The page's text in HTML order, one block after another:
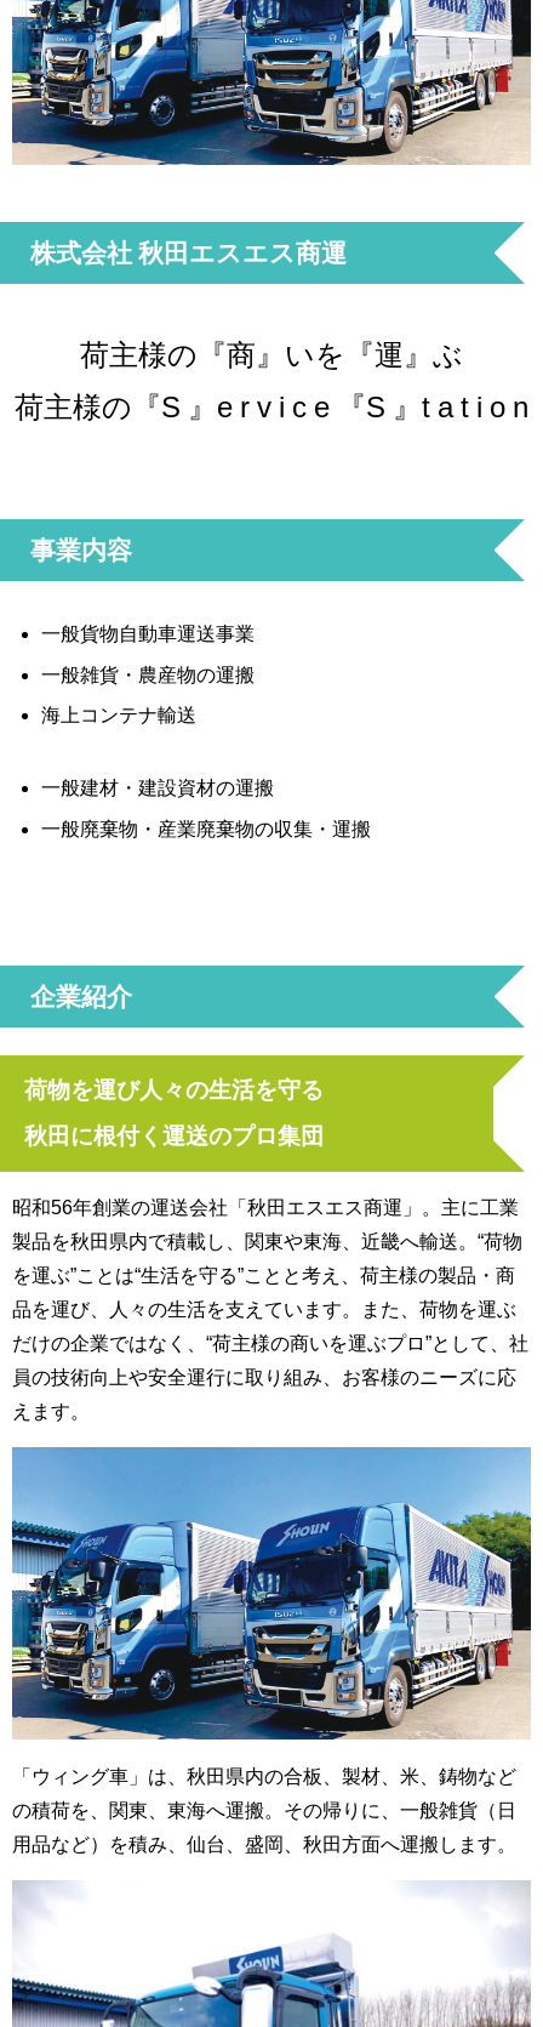
株式会社 秋田エスエス商運
荷主様の『商』いを『運』ぶ
荷主様の『S 』e r v i c e 『S 』t a t i o n
事業内容
一般貨物自動車運送事業
一般雑貨・農産物の運搬
海上コンテナ輸送
一般建材・建設資材の運搬
一般廃棄物・産業廃棄物の収集・運搬
企業紹介
荷物を運び人々の生活を守る
秋田に根付く運送のプロ集団
昭和56年創業の運送会社「秋田エスエス商運」。主に工業
製品を秋田県内で積載し、関東や東海、近畿へ輸送。“荷物
を運ぶ”ことは“生活を守る”ことと考え、荷主様の製品・商
品を運び、人々の生活を支えています。また、荷物を運ぶ
だけの企業ではなく、“荷主様の商いを運ぶプロ”として、社
員の技術向上や安全運行に取り組み、お客様のニーズに応
えます。
「ウィング車」は、秋田県内の合板、製材、米、鋳物など
の積荷を、関東、東海へ運搬。その帰りに、一般雑貨（日
用品など）を積み、仙台、盛岡、秋田方面へ運搬します。